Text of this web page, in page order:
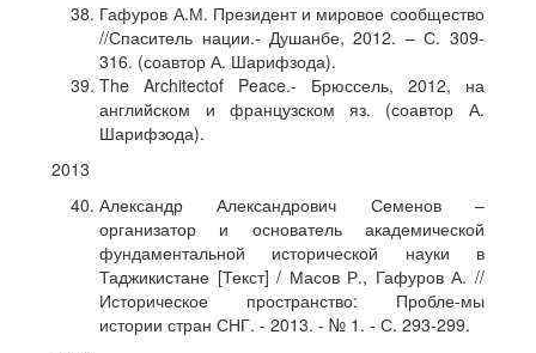
Гафуров А.М. Президент и мировое сообщество
//Спаситель нации.- Душанбе, 2012. – С. 309-
316. (соавтор А. Шарифзода).
The Architectof Peace.- Брюссель, 2012, на
английском и французском яз. (соавтор А.
Шарифзода).
2013
Александр Александрович Семенов –
организатор и основатель академической
фундаментальной исторической науки в
Таджикистане [Текст] / Масов Р., Гафуров А. //
Историческое пространство: Пробле-мы
истории стран СНГ. - 2013. - № 1. - С. 293-299.